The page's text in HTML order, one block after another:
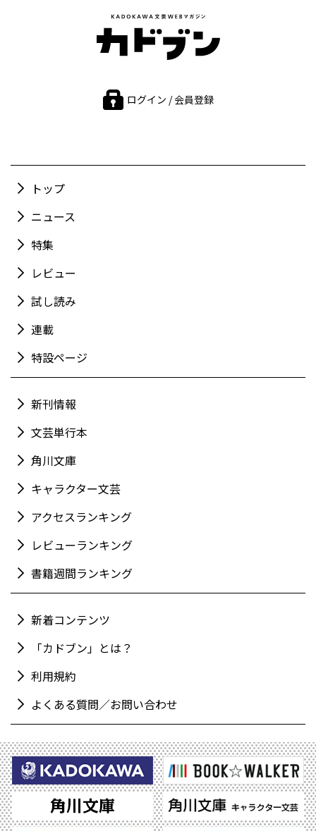
ログイン / 会員登録
トップ
ニュース
特集
レビュー
試し読み
連載
特設ページ
新刊情報
文芸単行本
角川文庫
キャラクター文芸
アクセスランキング
レビューランキング
書籍週間ランキング
新着コンテンツ
「カドブン」とは？
利用規約
よくある質問／お問い合わせ